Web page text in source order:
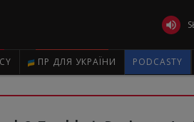

ПР ДЛЯ УКРАЇНИ PODCASTY